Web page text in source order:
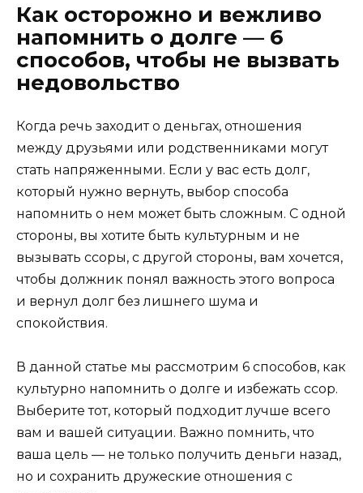
Как осторожно и вежливо
напомнить о долге — 6
способов, чтобы не вызвать
недовольство
Когда речь заходит о деньгах, отношения
между друзьями или родственниками могут
стать напряженными. Если у вас есть долг,
который нужно вернуть, выбор способа
напомнить о нем может быть сложным. С одной
стороны, вы хотите быть культурным и не
вызывать ссоры, с другой стороны, вам хочется,
чтобы должник понял важность этого вопроса
и вернул долг без лишнего шума и
спокойствия.
В данной статье мы рассмотрим 6 способов, как
культурно напомнить о долге и избежать ссор.
Выберите тот, который подходит лучше всего
вам и вашей ситуации. Важно помнить, что
ваша цель — не только получить деньги назад,
но и сохранить дружеские отношения с